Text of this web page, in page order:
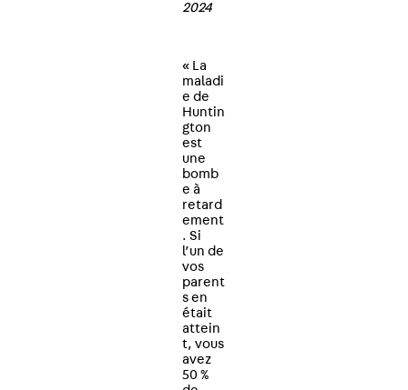
2024
« La
maladi
e de
Huntin
gton
est
une
bomb
e à
retard
ement
. Si
l’un de
vos
parent
s en
était
attein
t, vous
avez
50 %